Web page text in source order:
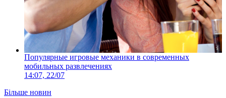
Популярные игровые механики в современных
мобильных развлечениях
14:07, 22/07
Більше новин